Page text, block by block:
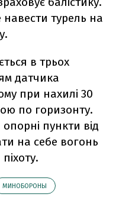
турель на
в трьох
датчика
при нахилі 30
по горизонту.
пункти від
на себе вогонь
МИНОБОРОНЫ